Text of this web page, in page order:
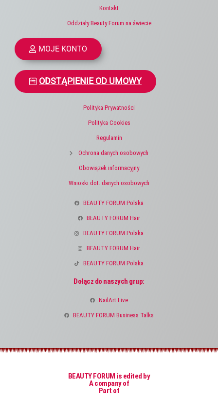
Kontakt
Oddziały Beauty Forum na świecie
MOJE KONTO
ODSTĄPIENIE OD UMOWY
Polityka Prywatności
Polityka Cookies
Regulamin
Ochrona danych osobowych
Obowiązek informacyjny
Wnioski dot. danych osobowych
BEAUTY FORUM Polska
BEAUTY FORUM Hair
BEAUTY FORUM Polska
BEAUTY FORUM Hair
BEAUTY FORUM Polska
Dołącz do naszych grup:
NailArt Live
BEAUTY FORUM Business Talks
BEAUTY FORUM is edited by
A company of
Part of